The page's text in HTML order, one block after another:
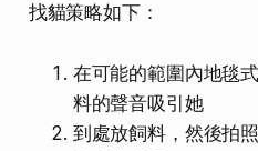
找貓策略如下：
在可能的範圍內地毯
料的聲音吸引她
到處放飼料，然後拍